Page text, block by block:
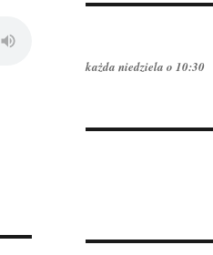
każda niedziela o 10:30